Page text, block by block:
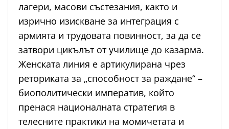
лагери, масови състезания, както и
изрично изискване за интеграция с
армията и трудовата повинност, за да се
затвори цикълът от училище до казарма.
Женската линия е артикулирана чрез
реториката за „способност за раждане“ –
биополитически императив, който
пренася националната стратегия в
телесните практики на момичетата и